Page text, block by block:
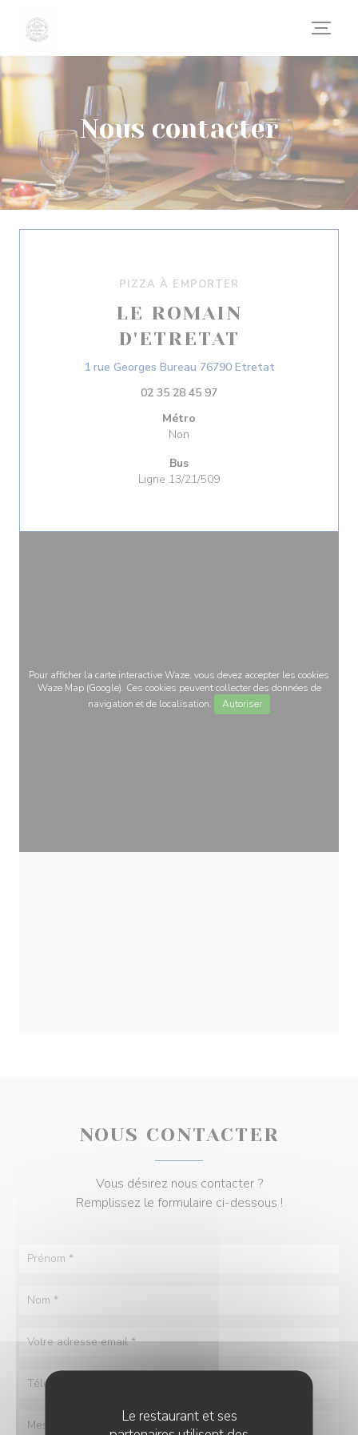
Le restaurant et ses
Nous contacter
PIZZA À EMPORTER
LE ROMAIN
D'ETRETAT
1 rue Georges Bureau 76790 Etretat((ouvre une
02 35 28 45 97
Métro
Non
Bus
Ligne 13/21/509
Pour afficher la carte interactive Waze, vous devez accepter les cookies
Waze Map (Google). Ces cookies peuvent collecter des données de
navigation et de localisation.
Autoriser
NOUS CONTACTER
Vous désirez nous contacter ?
Remplissez le formulaire ci-dessous !